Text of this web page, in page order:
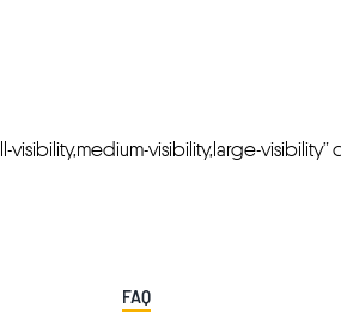
visibility,large-visibility”
FAQ